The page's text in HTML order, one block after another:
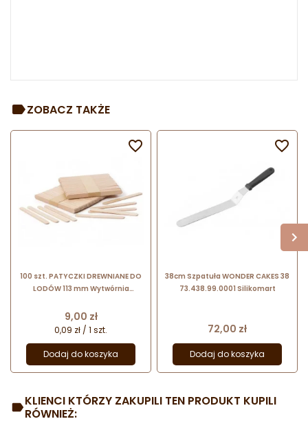
ZOBACZ TAKŻE
100 szt. PATYCZKI DREWNIANE DO
LODÓW 113 mm Wytwórnia
Cena
9,00 zł
0,09 zł / 1 szt.
Dodaj do koszyka

38cm Szpatuła WONDER CAKES 38
73.438.99.0001 Silikomart
Cena
72,00 zł
Dodaj do koszyka

KLIENCI KTÓRZY ZAKUPILI TEN PRODUKT KUPILI
RÓWNIEŻ: